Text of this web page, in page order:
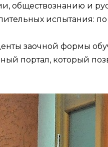
обществознанию и
испытания:
заочной формы
портал, который